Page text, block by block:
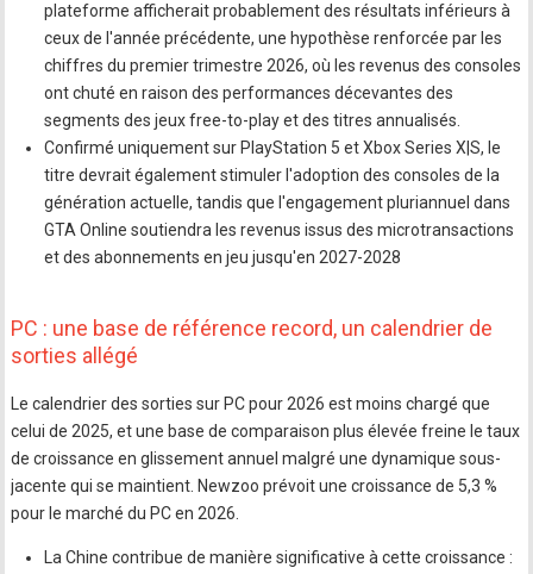
plateforme afficherait probablement des résultats inférieurs à
ceux de l'année précédente, une hypothèse renforcée par les
chiffres du premier trimestre 2026, où les revenus des consoles
ont chuté en raison des performances décevantes des
segments des jeux free-to-play et des titres annualisés.
Confirmé uniquement sur PlayStation 5 et Xbox Series X|S, le
titre devrait également stimuler l'adoption des consoles de la
génération actuelle, tandis que l'engagement pluriannuel dans
GTA Online soutiendra les revenus issus des microtransactions
et des abonnements en jeu jusqu'en 2027-2028
PC : une base de référence record, un calendrier de
sorties allégé
Le calendrier des sorties sur PC pour 2026 est moins chargé que
celui de 2025, et une base de comparaison plus élevée freine le taux
de croissance en glissement annuel malgré une dynamique sous-
jacente qui se maintient. Newzoo prévoit une croissance de 5,3 %
pour le marché du PC en 2026.
La Chine contribue de manière significative à cette croissance :